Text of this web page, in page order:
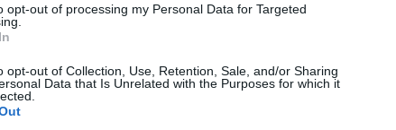
opt-out of processing my Personal Data for Targeted
opt-out of Collection, Use, Retention, Sale, and/or Sharing
Data that Is Unrelated with the Purposes for which it